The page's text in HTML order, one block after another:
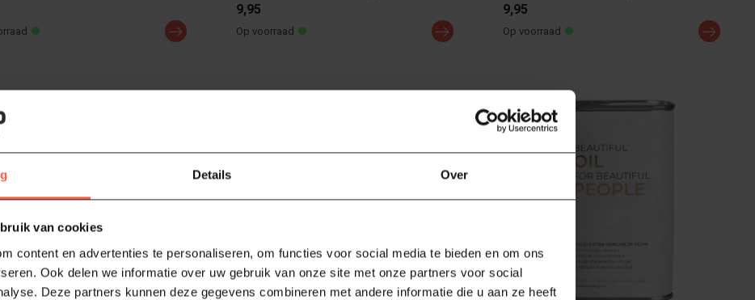
Details Over
van cookies
content en advertenties te personaliseren, om functies voor social media te bieden en om ons
Ook delen we informatie over uw gebruik van onze site met onze partners voor social
Deze partners kunnen deze gegevens combineren met andere informatie die u aan ze heeft
9,95
Op voorraad
9,95
Op voorraad